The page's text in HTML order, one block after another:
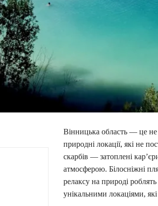
Вінницька область — це не
природні локації, які не
скарбів — затоплені
атмосферою. Білосніжні
релаксу на природі
унікальними локаціями, які